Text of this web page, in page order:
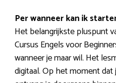
Per wanneer kan ik
Het belangrijkste pluspunt
Cursus Engels voor
wanneer je maar wil. Het
digitaal. Op het moment dat